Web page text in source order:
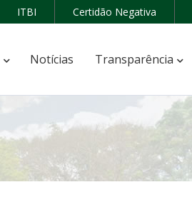
ITBI Certidão Negativa
Notícias Transparência